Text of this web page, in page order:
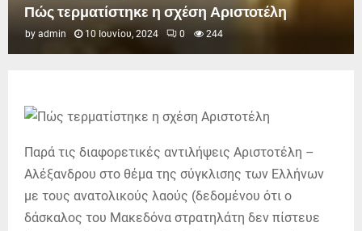
​Πώς τερματίστηκε η σχέση Αριστοτέλη
by admin 10 Ιουνίου, 2024 0 244
Παρά τις διαφορετικές αντιλήψεις Αριστοτέλη –
Αλέξανδρου στο θέμα της σύγκλισης των Ελλήνων
με τους ανατολικούς λαούς (δεδομένου ότι ο
δάσκαλος του Μακεδόνα στρατηλάτη δεν πίστευε